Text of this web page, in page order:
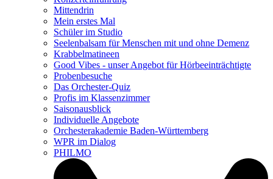
Mittendrin
Mein erstes Mal
Schüler im Studio
Seelenbalsam für Menschen mit und ohne Demenz
Krabbelmatineen
Good Vibes - unser Angebot für Hörbeeinträchtigte
Probenbesuche
Das Orchester-Quiz
Profis im Klassenzimmer
Saisonausblick
Individuelle Angebote
Orchesterakademie Baden-Württemberg
WPR im Dialog
PHILMO